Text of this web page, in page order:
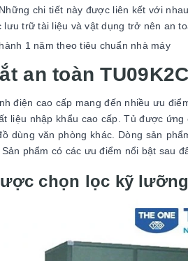
chi tiết này được liên kết với
trữ tài liệu và vật dụng trở nên an
1 năm theo tiêu chuẩn nhà máy
an toàn TU09K2C
điện cao cấp mang đến nhiều ưu
liệu nhập khẩu cao cấp. Tủ được ứng
văn phòng khác. Dòng sản
phẩm có các ưu điểm nổi bật sau
chọn lọc kỹ lưỡng